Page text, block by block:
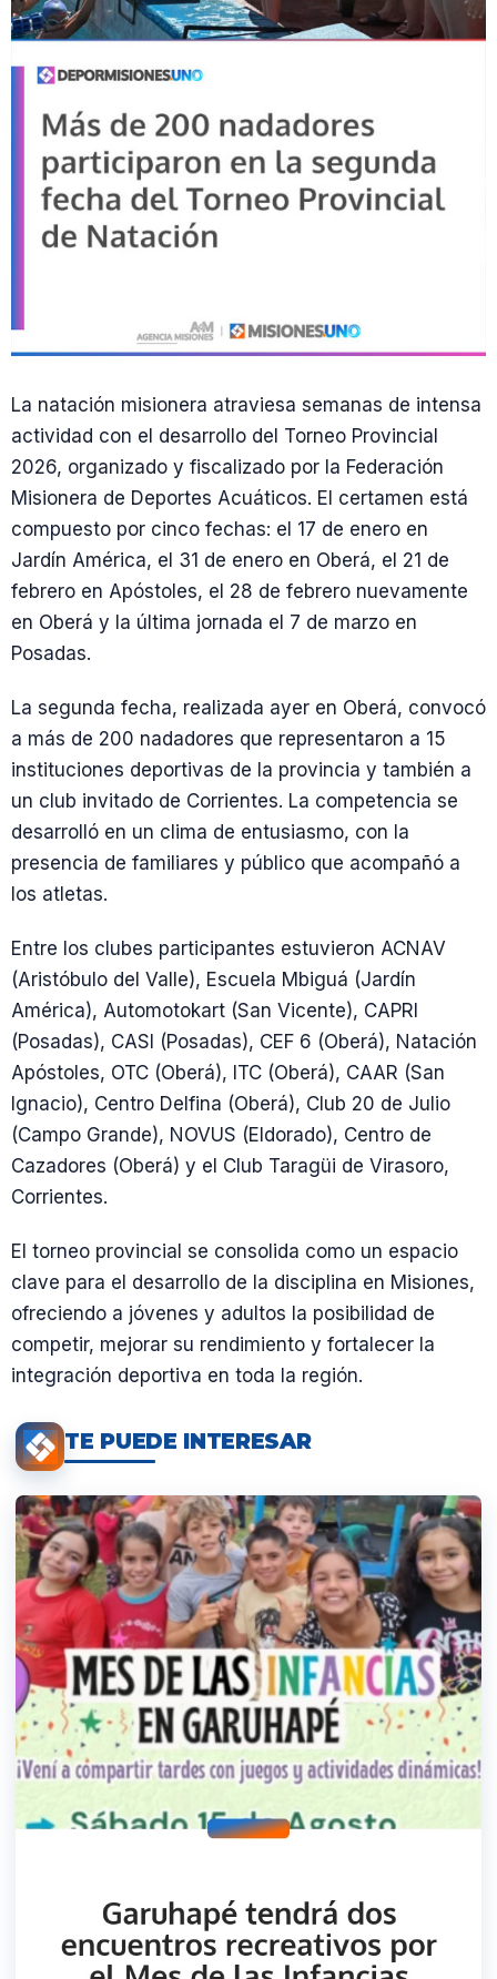
La natación misionera atraviesa semanas de intensa
actividad con el desarrollo del Torneo Provincial
2026, organizado y fiscalizado por la Federación
Misionera de Deportes Acuáticos. El certamen está
compuesto por cinco fechas: el 17 de enero en
Jardín América, el 31 de enero en Oberá, el 21 de
febrero en Apóstoles, el 28 de febrero nuevamente
en Oberá y la última jornada el 7 de marzo en
Posadas.
La segunda fecha, realizada ayer en Oberá, convocó
a más de 200 nadadores que representaron a 15
instituciones deportivas de la provincia y también a
un club invitado de Corrientes. La competencia se
desarrolló en un clima de entusiasmo, con la
presencia de familiares y público que acompañó a
los atletas.
Entre los clubes participantes estuvieron ACNAV
(Aristóbulo del Valle), Escuela Mbiguá (Jardín
América), Automotokart (San Vicente), CAPRI
(Posadas), CASI (Posadas), CEF 6 (Oberá), Natación
Apóstoles, OTC (Oberá), ITC (Oberá), CAAR (San
Ignacio), Centro Delfina (Oberá), Club 20 de Julio
(Campo Grande), NOVUS (Eldorado), Centro de
Cazadores (Oberá) y el Club Taragüi de Virasoro,
Corrientes.
El torneo provincial se consolida como un espacio
clave para el desarrollo de la disciplina en Misiones,
ofreciendo a jóvenes y adultos la posibilidad de
competir, mejorar su rendimiento y fortalecer la
integración deportiva en toda la región.
TE PUEDE INTERESAR